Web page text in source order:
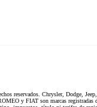
reservados. Chrysler, Dodge,
y FIAT son marcas